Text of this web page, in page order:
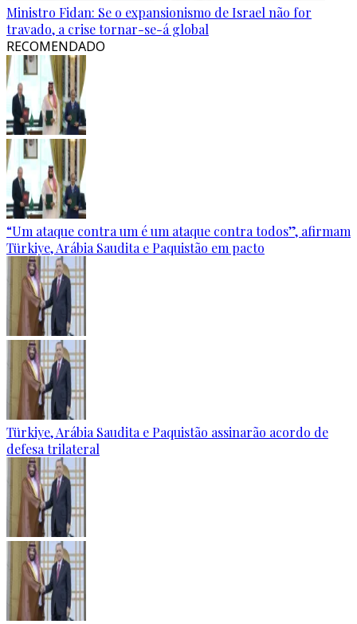
Ministro Fidan: Se o expansionismo de Israel não for
travado, a crise tornar-se-á global
RECOMENDADO
“Um ataque contra um é um ataque contra todos”, afirmam
Türkiye, Arábia Saudita e Paquistão em pacto
Türkiye, Arábia Saudita e Paquistão assinarão acordo de
defesa trilateral